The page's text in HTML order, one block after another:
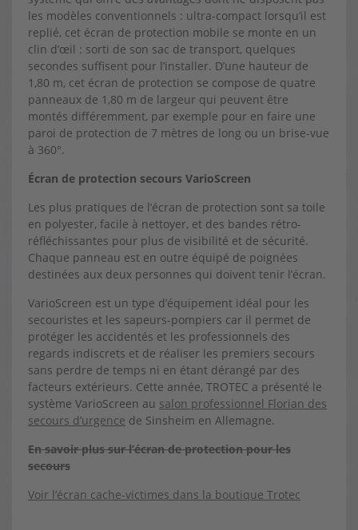
les modèles conventionnels : ultra-compact lorsqu’il est
replié, cet écran de protection mobile se monte en un
clin d’œil : sorti de son sac de transport, quelques
secondes suffisent pour l’installer. D’une hauteur de
1,80 m, cet écran de protection se compose de quatre
panneaux de 1,80 m de largeur qui peuvent être
montés différemment, par exemple pour en faire une
paroi de protection de 7 mètres de long ou un brise-vue
à 360°.
Écran de protection secours VarioScreen
Les plus pratiques de l’écran de protection sont sa toile
en polyester, facile à nettoyer, et des bandes rétro-
réfléchissantes pour plus de visibilité et de sécurité.
Chaque panneau est en outre équipé de poignées
destinées aux deux personnes qui doivent tenir l’écran.
VarioScreen est un type d’équipement idéal pour les
secouristes et les sapeurs-pompiers car il permet de
protéger les accidentés et les professionnels des
regards indiscrets et de réaliser les premiers secours
sans perdre de temps ni en étant dérangé par des
facteurs extérieurs. Cette année, TROTEC a présenté le
système VarioScreen au salon professionnel Florian des
secours d’urgence de Sinsheim en Allemagne.
En savoir plus sur l’écran de protection pour les
secours
Voir l’écran cache-victimes dans la boutique Trotec